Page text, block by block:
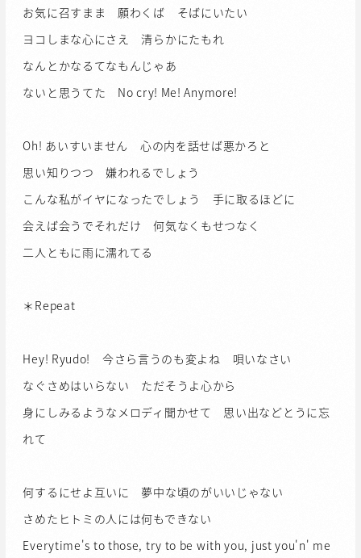
お気に召すまま 願わくば そばにいたい
ヨコしまな心にさえ 清らかにたもれ
なんとかなるてなもんじゃあ
ないと思うてた No cry! Me! Anymore!
Oh! あいすいません 心の内を話せば悪かろと
思い知りつつ 嫌われるでしょう
こんな私がイヤになったでしょう 手に取るほどに
会えば会うでそれだけ 何気なくもせつなく
二人ともに雨に濡れてる
＊Repeat
Hey! Ryudo! 今さら言うのも変よね 唄いなさい
なぐさめはいらない ただそうよ心から
身にしみるようなメロディ聞かせて 思い出などとうに忘
れて
何するにせよ互いに 夢中な頃のがいいじゃない
さめたヒトミの人には何もできない
Everytime's to those, try to be with you, just you'n' me